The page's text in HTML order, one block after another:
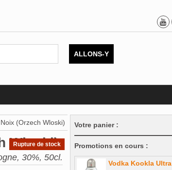
ALLONS-Y
(Orzech Wloski)
Wloski)
30%, 50cl.
Rupture de stock
Votre panier :
Promotions en cours :
Vodka Kookla Ultra